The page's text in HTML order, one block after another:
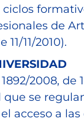
de
11/2010).
1892/2008, de
se
acceso a las